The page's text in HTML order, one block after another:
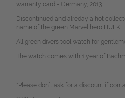
warranty card - Germany, 2013.
Discontinued and alreday a hot
name of the green Marvel hero HULK.
All green divers tool watch for
The watch comes with 1 year of
*Please don`t ask for a discount if